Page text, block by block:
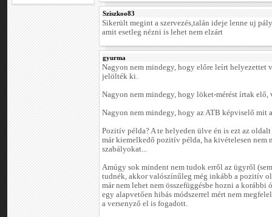
Sziszkoo83
Sikerült megint a szervezés,talán ideje lenne uj
amit esetleg nézni is lehet nem elzárt
gyurma
Nagyon nem mindegy, hogy előre leírt
jelölték ki.
Nagyon nem mindegy, hogy löket-mérést írtak elő,
Nagyon nem mindegy, hogy az ATB képviselő mit
Pozitív példa? A te helyeden ülve én is ezt az
már kiemelkedő pozitív példa, ha kivételesen nem
szabályokat...
Amúgy sok mindent nem tudok erről az ügyről
tudnék, akkor valószínűleg még inkább a pozitív
már nem lehet nem összefüggésbe hozni a korábbi
egy alapvetően hibás módszerrel mért nem
a versenyző el is fogadott.